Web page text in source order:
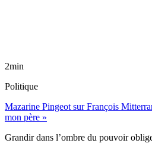
2min
Politique
Mazarine Pingeot sur François
mon père »
Grandir dans l’ombre du pouvoir